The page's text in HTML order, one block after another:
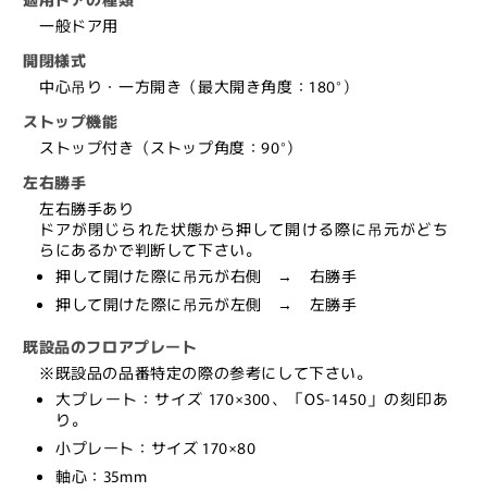
替
え
品）
OS-
845CHC【ス
ト
ッ
プ
付
き,
持
出
吊
り,
一
般
ド
ア
用,
品）
OS-
ト
付
き,
持
出
り,
一
般
ド
一般ドア用
開閉様式
中心吊り・一方開き（最大開き角度：180°）
ストップ機能
ストップ付き（ストップ角度：90°）
左右勝手
左右勝手あり
ドアが閉じられた状態から押して開ける際に吊元がどち
らにあるかで判断して下さい。
押して開けた際に吊元が右側 → 右勝手
押して開けた際に吊元が左側 → 左勝手
既設品のフロアプレート
※既設品の品番特定の際の参考にして下さい。
大プレート：サイズ 170×300、「OS-1450」の刻印あ
り。
小プレート：サイズ 170×80
軸心：35mm